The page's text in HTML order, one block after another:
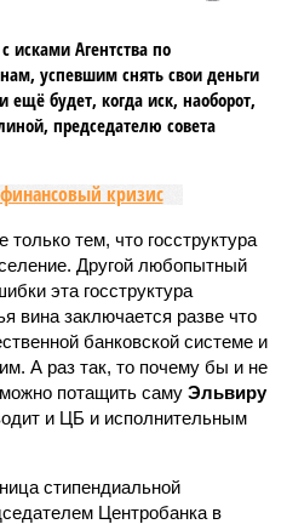
исками Агентства по
успевшим снять свои деньги
ещё будет, когда иск, наоборот,
председателю совета
кризис
тем, что госструктура
Другой любопытный
эта госструктура
вина заключается разве что
банковской системе и
А раз так, то почему бы и не
потащить саму Эльвиру
и ЦБ и исполнительным
стипендиальной
Центробанка в